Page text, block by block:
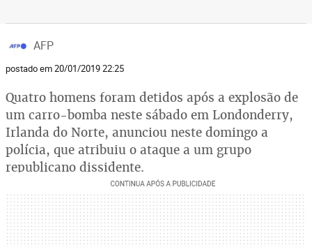
AFP
postado em 20/01/2019 22:25
Quatro homens foram detidos após a explosão de
um carro-bomba neste sábado em Londonderry,
Irlanda do Norte, anunciou neste domingo a
polícia, que atribuiu o ataque a um grupo
republicano dissidente.